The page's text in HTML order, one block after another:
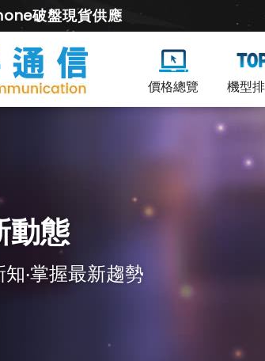
破盤現貨供應
價格總覽 機型
動態
‧掌握最新趨勢